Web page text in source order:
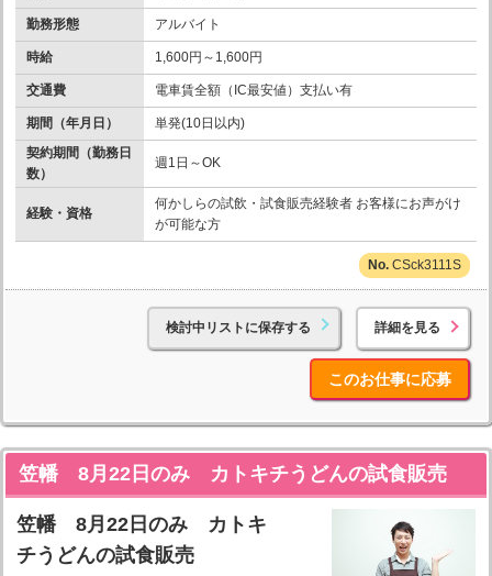
勤務形態 アルバイト
時給 1,600円～1,600円
交通費 電車賃全額（IC最安値）支払い有
期間（年月日）
単発(10日以内)
契約期間（勤務日
数）
週1日～OK
経験・資格
何かしらの試飲・試食販売経験者 お客様にお声がけ
が可能な方
CSck3111S
検討中リストに保存する 詳細を見る
このお仕事に応募
笠幡 8月22日のみ カトキチうどんの試食販売
笠幡 8月22日のみ カトキ
チうどんの試食販売